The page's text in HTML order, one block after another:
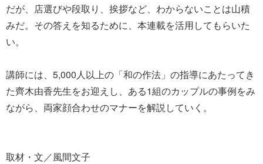
だが、店選びや段取り、挨拶など、わからないことは山積
みだ。その答えを知るために、本連載を活用してもらいた
い。
講師には、5,000人以上の「和の作法」の指導にあたってき
た齊木由香先生をお迎えし、ある1組のカップルの事例をみ
ながら、両家顔合わせのマナーを解説していく。
取材・文／風間文子